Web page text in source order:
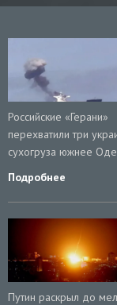
Российские «Герани»
перехватили три
сухогруза южнее
Подробнее
Путин раскрыл до